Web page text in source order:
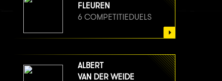
FLEUREN
6 COMPETITIEDUELS
ALBERT
VAN DER WEIDE